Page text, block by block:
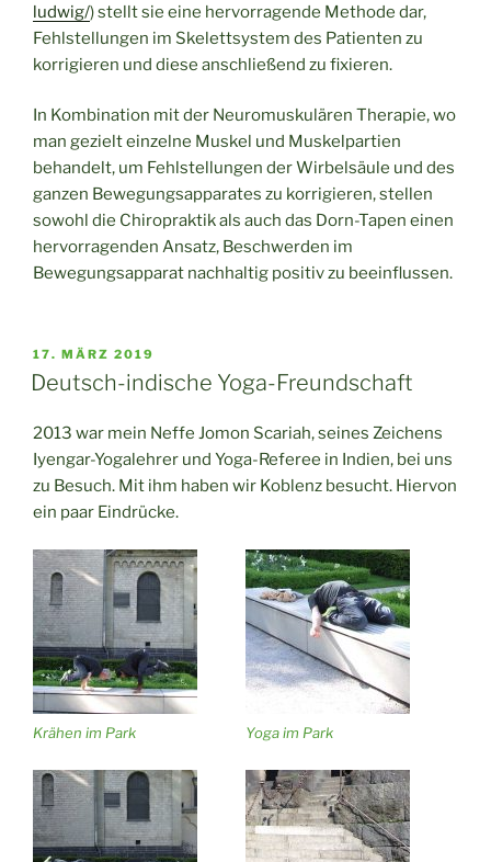
ludwig/) stellt sie eine hervorragende Methode dar,
Fehlstellungen im Skelettsystem des Patienten zu
korrigieren und diese anschließend zu fixieren.
In Kombination mit der Neuromuskulären Therapie, wo
man gezielt einzelne Muskel und Muskelpartien
behandelt, um Fehlstellungen der Wirbelsäule und des
ganzen Bewegungsapparates zu korrigieren, stellen
sowohl die Chiropraktik als auch das Dorn-Tapen einen
hervorragenden Ansatz, Beschwerden im
Bewegungsapparat nachhaltig positiv zu beeinflussen.
VERÖFFENTLICHT
AM
17. MÄRZ 2019
Deutsch-indische Yoga-Freundschaft
2013 war mein Neffe Jomon Scariah, seines Zeichens
Iyengar-Yogalehrer und Yoga-Referee in Indien, bei uns
zu Besuch. Mit ihm haben wir Koblenz besucht. Hiervon
ein paar Eindrücke.
Krähen im Park Yoga im Park